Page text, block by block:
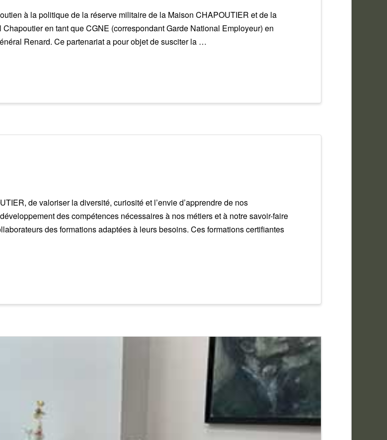
à la politique de la réserve militaire de la Maison CHAPOUTIER et de la
en tant que CGNE (correspondant Garde National Employeur) en
Renard. Ce partenariat a pour objet de susciter la …
de valoriser la diversité, curiosité et l’envie d’apprendre de nos
des compétences nécessaires à nos métiers et à notre savoir-faire
des formations adaptées à leurs besoins. Ces formations certifiantes